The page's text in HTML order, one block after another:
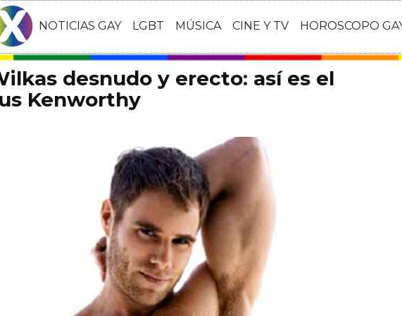
NOTICIAS GAY LGBT MÚSICA CINE Y TV HOROSCOPO
desnudo y erecto: así es el
Kenworthy